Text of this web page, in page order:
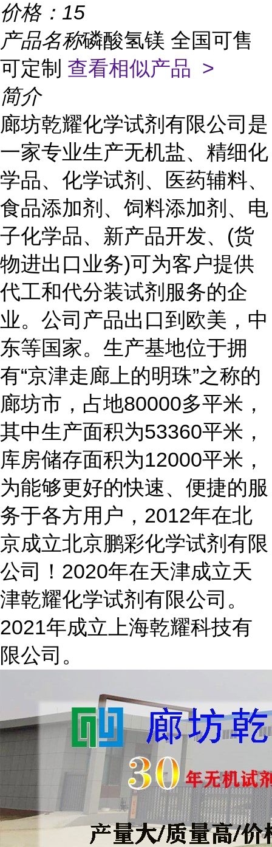
价格： 15
产品名称磷酸氢镁 全国可售
可定制 查看相似产品 >
简介
廊坊乾耀化学试剂有限公司是
一家专业生产无机盐、精细化
学品、化学试剂、医药辅料、
食品添加剂、饲料添加剂、电
子化学品、新产品开发、(货
物进出口业务)可为客户提供
代工和代分装试剂服务的企
业。公司产品出口到欧美，中
东等国家。生产基地位于拥
有“京津走廊上的明珠”之称的
廊坊市，占地80000多平米，
其中生产面积为53360平米，
库房储存面积为12000平米，
为能够更好的快速、便捷的服
务于各方用户，2012年在北
京成立北京鹏彩化学试剂有限
公司！2020年在天津成立天
津乾耀化学试剂有限公司。
2021年成立上海乾耀科技有
限公司。